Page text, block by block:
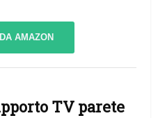
AMAZON
TV parete